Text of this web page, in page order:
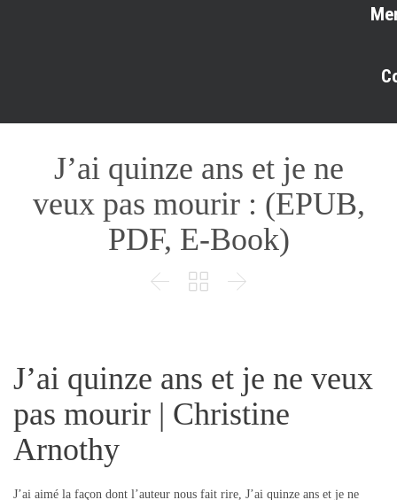
J’ai quinze ans et je ne
veux pas mourir : (EPUB,
PDF, E-Book)
  
J’ai quinze ans et je ne veux
pas mourir | Christine
Arnothy
J’ai aimé la façon dont l’auteur nous fait rire, J’ai quinze ans et je ne